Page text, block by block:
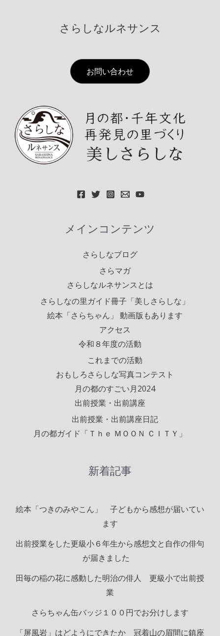
さらしなルネサンス
お問い合わせ
メインコンテンツ
さらしなブログ
さらマガ
さらしなルネサンスとは
さらしなの里ガイド冊子「美しさらしな」
絵本「さらちゃん」 動画版もあります
アクセス
令和８年度の活動
これまでの活動
おもしろさらしな写真コンテスト
月の都のすごい月2024
出前授業・出前講座
出前授業・出前講座日記
月の都ガイド「Ｔｈｅ ＭＯＯＮ ＣＩＴＹ」
新着記事
絵本「つきのみやこん」 子どもから感想が届いてい
ます
出前授業をした更級小６年生から感想文と自作の俳句
が届きました
田毎の稲の花に感動した明治の俳人 更級小で出前授
業
さらちゃん缶バッジ１００円でお分けします
「屏風岩」はどようにできたか 冠着山の眉間に鎮座